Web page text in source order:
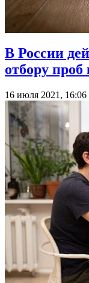
В России
отбору
16 июля 2021, 16:06